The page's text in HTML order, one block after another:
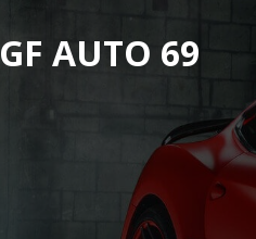
GF AUTO 69